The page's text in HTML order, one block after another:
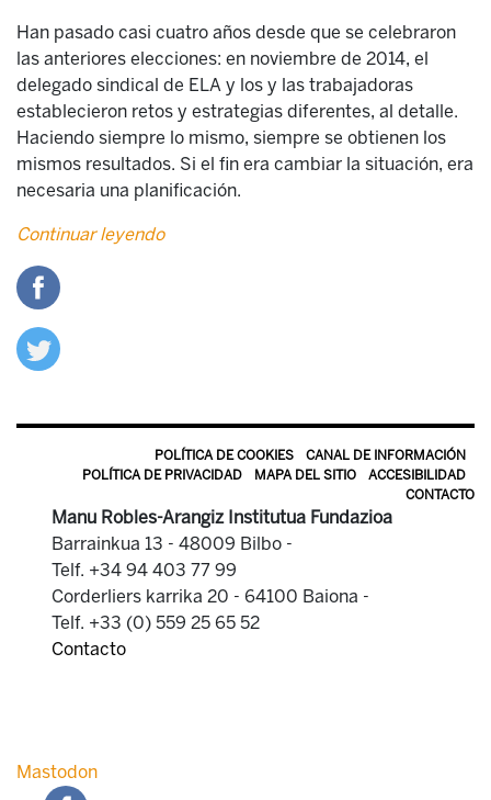
Han pasado casi cuatro años desde que se celebraron
las anteriores elecciones: en noviembre de 2014, el
delegado sindical de ELA y los y las trabajadoras
establecieron retos y estrategias diferentes, al detalle.
Haciendo siempre lo mismo, siempre se obtienen los
mismos resultados. Si el fin era cambiar la situación, era
necesaria una planificación.
Continuar leyendo
POLÍTICA DE COOKIES
CANAL DE INFORMACIÓN
POLÍTICA DE PRIVACIDAD
MAPA DEL SITIO
ACCESIBILIDAD
CONTACTO
Manu Robles-Arangiz Institutua Fundazioa
Barrainkua 13 - 48009 Bilbo -
Telf. +34 94 403 77 99
Corderliers karrika 20 - 64100 Baiona -
Telf. +33 (0) 559 25 65 52
Contacto
Mastodon